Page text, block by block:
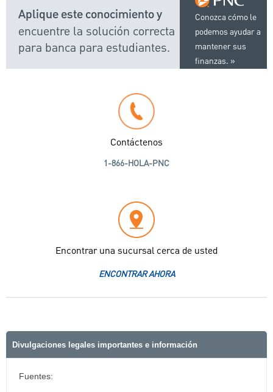
Conozca cómo le
podemos ayudar a
mantener sus
finanzas.
Aplique este conocimiento y
encuentre la solución correcta
para banca para estudiantes.
Contáctenos
1-866-HOLA-PNC
Encontrar una sucursal cerca de usted
ENCONTRAR AHORA
Divulgaciones legales importantes e información
Fuentes: